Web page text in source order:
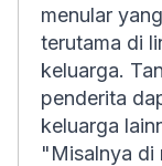
menular
terutama di
keluarga.
penderita
keluarga
"Misalnya di